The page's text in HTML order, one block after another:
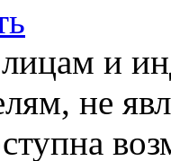
и
не